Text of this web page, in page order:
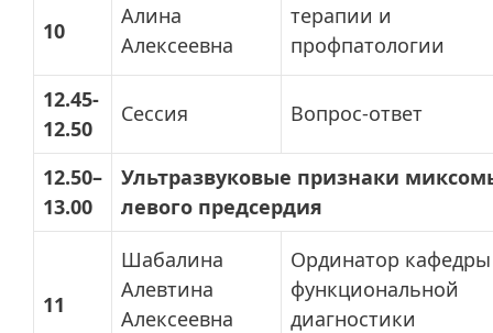
10
Алина
Алексеевна
терапии и
профпатологии
12.45-
12.50
Сессия Вопрос-ответ
12.50–
13.00
Ультразвуковые признаки
левого предсердия
11
Шабалина
Алевтина
Алексеевна
Ординатор кафедры
функциональной
диагностики